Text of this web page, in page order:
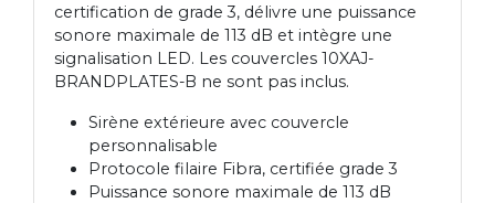
certification de grade 3, délivre une puissance
sonore maximale de 113 dB et intègre une
signalisation LED. Les couvercles 10XAJ-
BRANDPLATES-B ne sont pas inclus.
Sirène extérieure avec couvercle
personnalisable
Protocole filaire Fibra, certifiée grade 3
Puissance sonore maximale de 113 dB